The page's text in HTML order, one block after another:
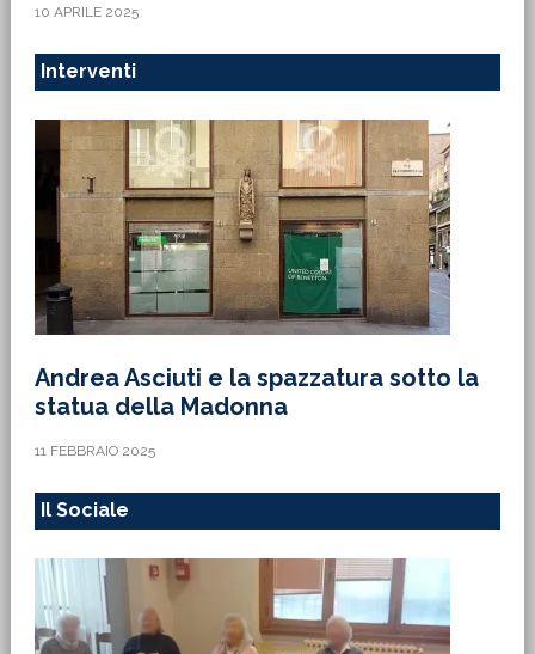
10 APRILE 2025
Interventi
Andrea Asciuti e la spazzatura sotto la
statua della Madonna
11 FEBBRAIO 2025
Il Sociale